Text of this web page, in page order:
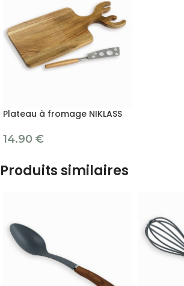
Plateau à fromage NIKLASS
14.90 €
Produits similaires